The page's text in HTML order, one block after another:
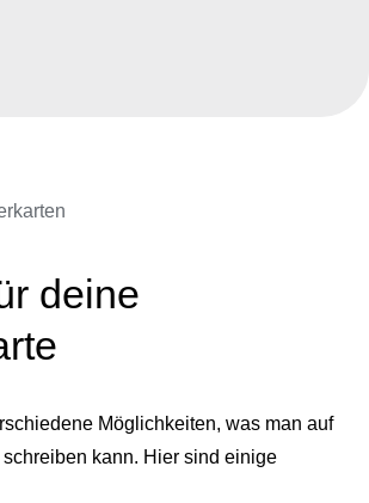
deine
Möglichkeiten, was man auf
kann. Hier sind einige